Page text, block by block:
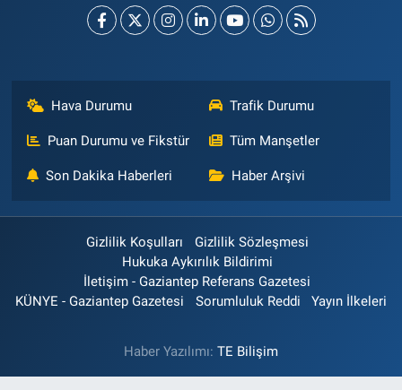
Hava Durumu Trafik Durumu
Puan Durumu ve Fikstür Tüm Manşetler
Son Dakika Haberleri Haber Arşivi
Gizlilik Koşulları
Gizlilik Sözleşmesi
Hukuka Aykırılık Bildirimi
İletişim - Gaziantep Referans Gazetesi
KÜNYE - Gaziantep Gazetesi
Sorumluluk Reddi Yayın İlkeleri
Haber Yazılımı: TE Bilişim